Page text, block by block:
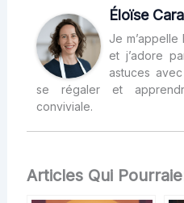
Éloïse
Je m’appelle
et j’adore
astuces
se régaler et
conviviale.
Articles Qui